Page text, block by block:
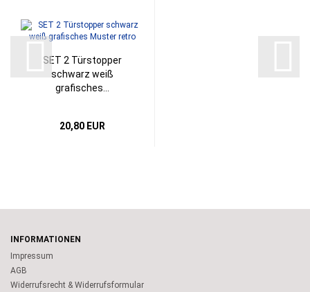
SET 2 Türstopper
schwarz weiß
grafisches...
20,80 EUR
INFORMATIONEN
Impressum
AGB
Widerrufsrecht & Widerrufsformular